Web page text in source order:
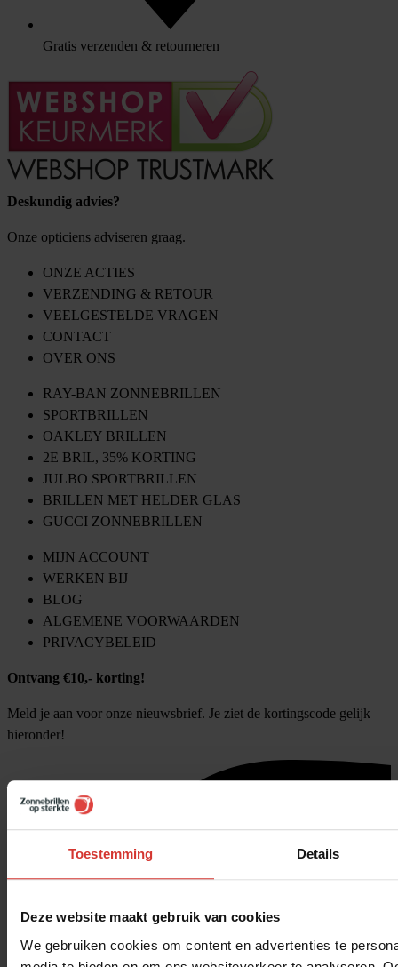
Toestemming Details
Deze website maakt gebruik van cookies
We gebruiken cookies om content en advertenties te
Gratis verzenden & retourneren
Deskundig advies?
Onze opticiens adviseren graag.
ONZE ACTIES
VERZENDING & RETOUR
VEELGESTELDE VRAGEN
CONTACT
OVER ONS
RAY-BAN ZONNEBRILLEN
SPORTBRILLEN
OAKLEY BRILLEN
2E BRIL, 35% KORTING
JULBO SPORTBRILLEN
BRILLEN MET HELDER GLAS
GUCCI ZONNEBRILLEN
MIJN ACCOUNT
WERKEN BIJ
BLOG
ALGEMENE VOORWAARDEN
PRIVACYBELEID
Ontvang €10,- korting!
Meld je aan voor onze nieuwsbrief. Je ziet de kortingscode gelijk
hieronder!